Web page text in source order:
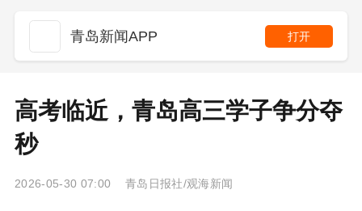
青岛新闻APP 打开
高考临近，青岛高三学子争分夺
秒
2026-05-30 07:00 青岛日报社/观海新闻